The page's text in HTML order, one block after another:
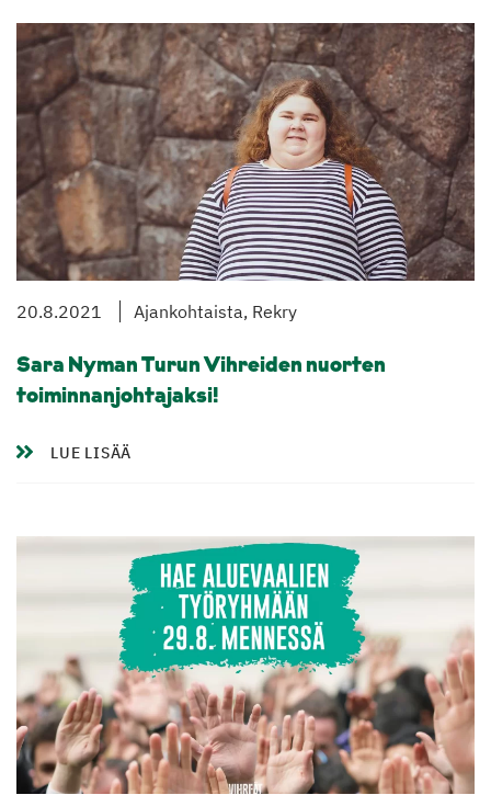
20.8.2021 Ajankohtaista, Rekry
Sara Nyman Turun Vihreiden nuorten
toiminnanjohtajaksi!
LUE LISÄÄ